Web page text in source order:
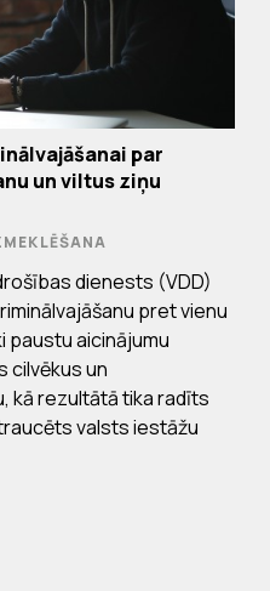
par
un viltus ziņu
dienests (VDD)
pret vienu
paustu aicinājumu
cilvēkus un
kā rezultātā tika radīts
valsts iestāžu